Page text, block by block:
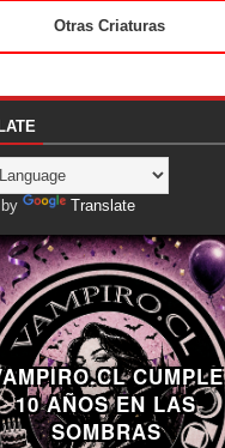
Otras Criaturas
Translate
CUMPLE
10 AÑOS EN LAS
SOMBRAS